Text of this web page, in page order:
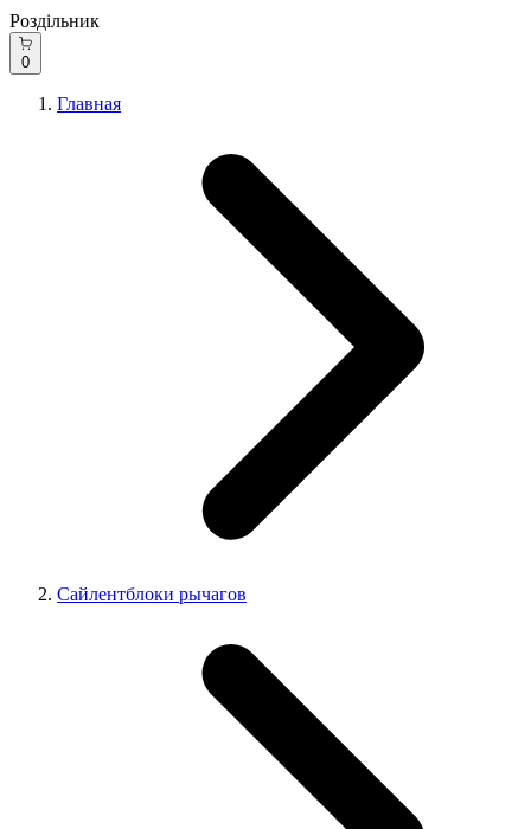
Роздільник
0
Главная
Сайлентблоки рычагов